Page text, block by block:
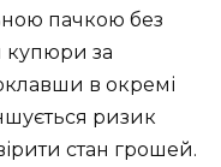
пачкою без
купюри за
в окремі
ризик
стан грошей.